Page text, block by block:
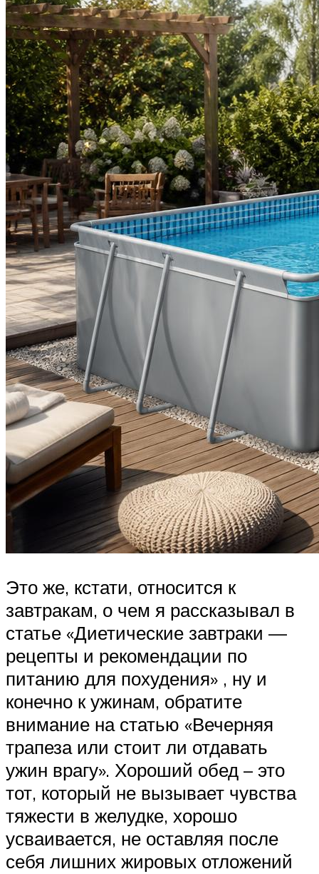
Это же, кстати, относится к
завтракам, о чем я рассказывал в
статье «Диетические завтраки —
рецепты и рекомендации по
питанию для похудения» , ну и
конечно к ужинам, обратите
внимание на статью «Вечерняя
трапеза или стоит ли отдавать
ужин врагу». Хороший обед – это
тот, который не вызывает чувства
тяжести в желудке, хорошо
усваивается, не оставляя после
себя лишних жировых отложений